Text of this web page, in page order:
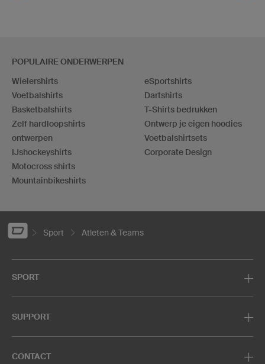
POPULAIRE ONDERWERPEN
Wielershirts
Voetbalshirts
Basketbalshirts
Zelf hardloopshirts
ontwerpen
IJshockeyshirts
Motocross shirts
Mountainbikeshirts
eSportshirts
Dartshirts
T-Shirts bedrukken
Ontwerp je eigen hoodies
Voetbalshirtsets
Corporate Design
Sport Atleten & Teams
SPORT
SUPPORT
CONTACT